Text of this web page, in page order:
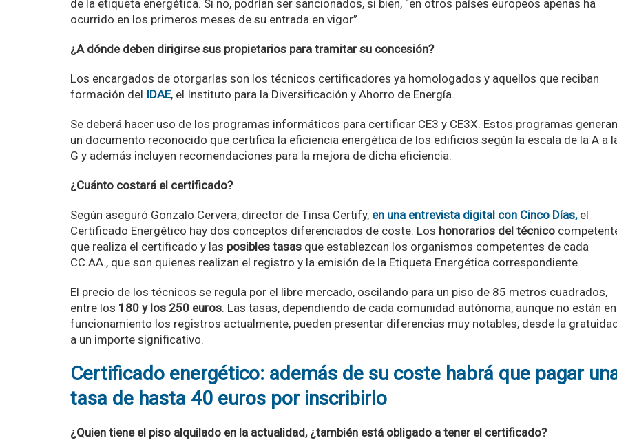
de la etiqueta energética. Si no, podrían ser sancionados, si bien, “en otros países europeos apenas ha
ocurrido en los primeros meses de su entrada en vigor”
¿A dónde deben dirigirse sus propietarios para tramitar su concesión?
Los encargados de otorgarlas son los técnicos certificadores ya homologados y aquellos que reciban
formación del IDAE, el Instituto para la Diversificación y Ahorro de Energía.
Se deberá hacer uso de los programas informáticos para certificar CE3 y CE3X. Estos programas generan
un documento reconocido que certifica la eficiencia energética de los edificios según la escala de la A a
G y además incluyen recomendaciones para la mejora de dicha eficiencia.
¿Cuánto costará el certificado?
Según aseguró Gonzalo Cervera, director de Tinsa Certify, en una entrevista digital con Cinco Días,el
Certificado Energético hay dos conceptos diferenciados de coste. Los honorarios del técnico
que realiza el certificado y las posibles tasas que establezcan los organismos competentes de cada
CC.AA., que son quienes realizan el registro y la emisión de la Etiqueta Energética correspondiente.
El precio de los técnicos se regula por el libre mercado, oscilando para un piso de 85 metros cuadrados,
entre los 180 y los 250 euros. Las tasas, dependiendo de cada comunidad autónoma, aunque no están en
funcionamiento los registros actualmente, pueden presentar diferencias muy notables, desde la
a un importe significativo.
Certificado energético: además de su coste habrá que pagar
tasa de hasta 40 euros por inscribirlo
¿Quien tiene el piso alquilado en la actualidad, ¿también está obligado a tener el certificado?